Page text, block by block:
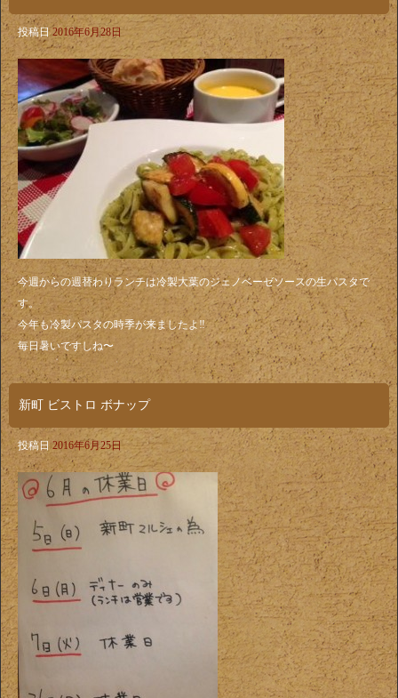
投稿日 2016年6月28日
今週からの週替わりランチは冷製大葉のジェノベーゼソースの生パスタで
す。
今年も冷製パスタの時季が来ましたよ‼️
毎日暑いですしね〜
新町 ビストロ ボナップ
投稿日 2016年6月25日